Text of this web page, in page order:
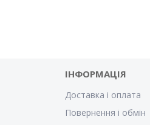
ІНФОРМАЦІЯ
Доставка і оплата
Повернення і обмін